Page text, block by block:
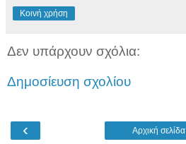
Κοινή χρήση
Δεν υπάρχουν σχόλια:
Δημοσίευση σχολίου
‹ Αρχική σελίδα